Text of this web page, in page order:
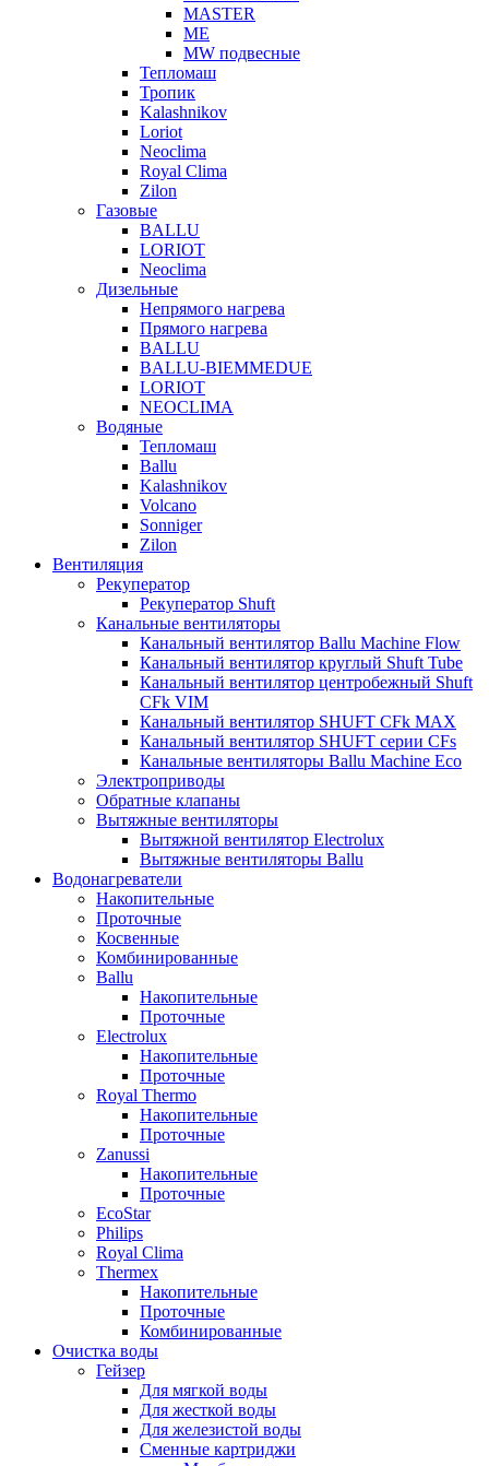
MASTER
МЕ
MW подвесные
Тепломаш
Тропик
Kalashnikov
Loriot
Neoclima
Royal Clima
Zilon
Газовые
BALLU
LORIOT
Neoclima
Дизельные
Непрямого нагрева
Прямого нагрева
BALLU
BALLU-BIEMMEDUE
LORIOT
NEOCLIMA
Водяные
Тепломаш
Ballu
Kalashnikov
Volcano
Sonniger
Zilon
Вентиляция
Рекуператор
Рекуператор Shuft
Канальные вентиляторы
Канальный вентилятор Ballu Machine Flow
Канальный вентилятор круглый Shuft Tube
Канальный вентилятор центробежный Shuft
CFk VIM
Канальный вентилятор SHUFT CFk MAX
Канальный вентилятор SHUFT серии CFs
Канальные вентиляторы Ballu Machine Eco
Электроприводы
Обратные клапаны
Вытяжные вентиляторы
Вытяжной вентилятор Electrolux
Вытяжные вентиляторы Ballu
Водонагреватели
Накопительные
Проточные
Косвенные
Комбинированные
Ballu
Накопительные
Проточные
Electrolux
Накопительные
Проточные
Royal Thermo
Накопительные
Проточные
Zanussi
Накопительные
Проточные
EcoStar
Philips
Royal Clima
Thermex
Накопительные
Проточные
Комбинированные
Очистка воды
Гейзер
Для мягкой воды
Для жесткой воды
Для железистой воды
Сменные картриджи